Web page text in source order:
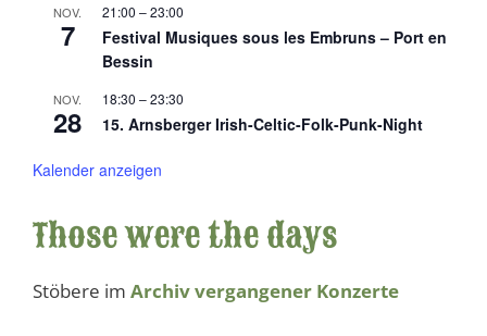
NOV.
7
21:00 –23:00
Festival Musiques sous les Embruns – Port en
Bessin
NOV.
28
18:30 –23:30
15. Arnsberger Irish-Celtic-Folk-Punk-Night
Kalender anzeigen
Those were the days
Stöbere im Archiv vergangener Konzerte